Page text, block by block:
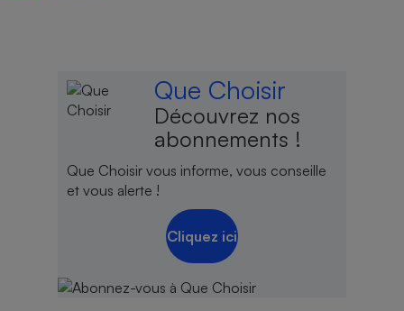
Que Choisir
Découvrez nos
abonnements !
Que Choisir vous informe, vous conseille
et vous alerte !
Cliquez ici